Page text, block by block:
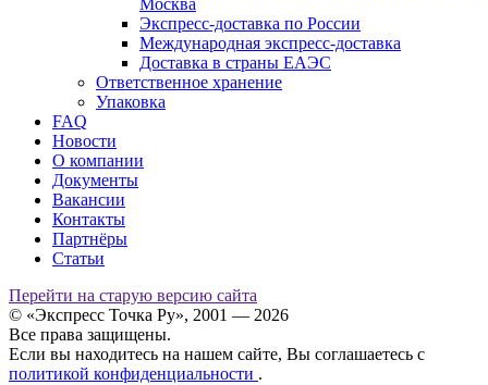
Москва
Экспресс-доставка по России
Международная экспресс-доставка
Доставка в страны ЕАЭС
Ответственное хранение
Упаковка
FAQ
Новости
О компании
Документы
Вакансии
Контакты
Партнёры
Статьи
Перейти на старую версию сайта
© «Экспресс Точка Ру», 2001 — 2026
Все права защищены.
Если вы находитесь на нашем сайте, Вы соглашаетесь с
политикой конфиденциальности .